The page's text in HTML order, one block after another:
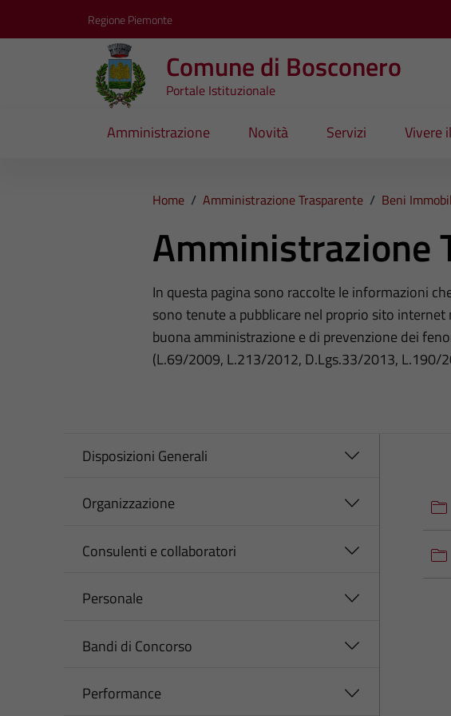
Regione Piemonte
Comune di Bosconero
Portale Istituzionale
Amministrazione Novità Servizi Vivere
Home / Amministrazione Trasparente / Beni
Amministrazione
In questa pagina sono raccolte le informazioni
sono tenute a pubblicare nel proprio sito internet
buona amministrazione e di prevenzione dei
(L.69/2009, L.213/2012, D.Lgs.33/2013, L.190/
Disposizioni Generali
Organizzazione
Consulenti e collaboratori
Personale
Bandi di Concorso
Performance